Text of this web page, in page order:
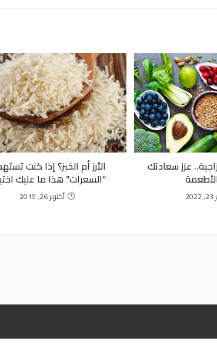
الأرز أم الخبز؟ إذا كنت
“السعرات” هذا ما عليك
أكتوبر 26, 2019
عزز سعادتك